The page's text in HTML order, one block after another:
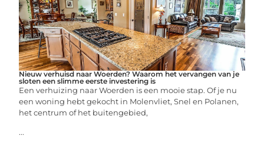
Nieuw verhuisd naar Woerden? Waarom het vervangen van je
sloten een slimme eerste investering is
Een verhuizing naar Woerden is een mooie stap. Of je nu
een woning hebt gekocht in Molenvliet, Snel en Polanen,
het centrum of het buitengebied,
...